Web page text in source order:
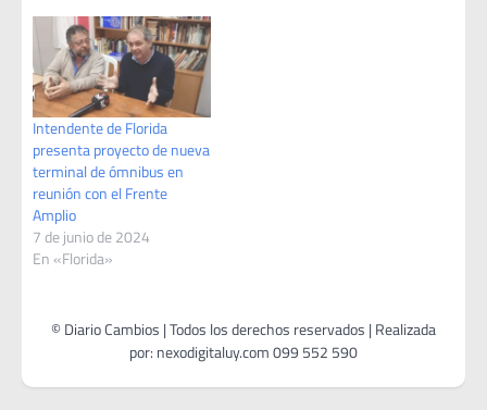
Intendente de Florida
presenta proyecto de nueva
terminal de ómnibus en
reunión con el Frente
Amplio
7 de junio de 2024
En «Florida»